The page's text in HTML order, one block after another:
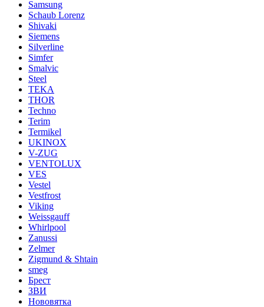
Samsung
Schaub Lorenz
Shivaki
Siemens
Silverline
Simfer
Smalvic
Steel
TEKA
THOR
Techno
Terim
Termikel
UKINOX
V-ZUG
VENTOLUX
VES
Vestel
Vestfrost
Viking
Weissgauff
Whirlpool
Zanussi
Zelmer
Zigmund & Shtain
smeg
Брест
ЗВИ
Нововятка